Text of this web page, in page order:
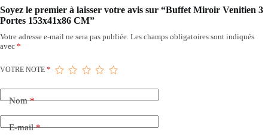
Soyez le premier à laisser votre avis sur “Buffet Miroir Venitien 3
Portes 153x41x86 CM”
Votre adresse e-mail ne sera pas publiée. Les champs obligatoires sont indiqués
avec *
VOTRE NOTE *
Nom*
E-mail*